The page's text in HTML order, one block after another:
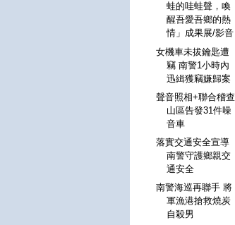
蛙的哇蛙聲，喚
醒吾愛吾鄉的熱
情」成果展/影音
女機車未拔鑰匙遭
竊 南警1小時內
迅緝獲竊嫌歸案
聲音照相+聯合稽查
山區告發31件噪
音車
落實交通安全宣導
南警守護鄉親交
通安全
南警海巡再聯手 將
軍漁港搶救燒炭
自殺男